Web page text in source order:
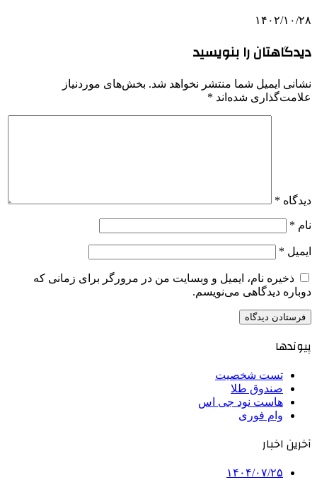
۱۴۰۲/۱۰/۲۸
دیدگاهتان را بنویسید
نشانی ایمیل شما منتشر نخواهد شد. بخش‌های موردنیاز
علامت‌گذاری شده‌اند *
دیدگاه *
نام *
ایمیل *
ذخیره نام، ایمیل و وبسایت من در مرورگر برای زمانی که
دوباره دیدگاهی می‌نویسم.
پیوندها
تست شخصیت
صندوق طلا
هاست نود جی اس
وام فوری
آخرین اخبار
۱۴۰۴/۰۷/۲۵